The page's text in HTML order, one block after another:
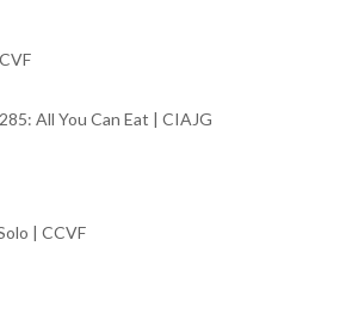
All You Can Eat | CIAJG
| CCVF